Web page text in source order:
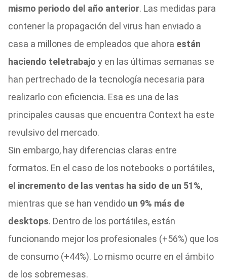
mismo periodo del año anterior. Las medidas para
contener la propagación del virus han enviado a
casa a millones de empleados que ahora están
haciendo teletrabajo y en las últimas semanas se
han pertrechado de la tecnología necesaria para
realizarlo con eficiencia. Esa es una de las
principales causas que encuentra Context ha este
revulsivo del mercado.
Sin embargo, hay diferencias claras entre
formatos. En el caso de los notebooks o portátiles,
el incremento de las ventas ha sido de un 51%,
mientras que se han vendidoun 9% más de
desktops. Dentro de los portátiles, están
funcionando mejor los profesionales (+56%) que los
de consumo (+44%). Lo mismo ocurre en el ámbito
de los sobremesas.